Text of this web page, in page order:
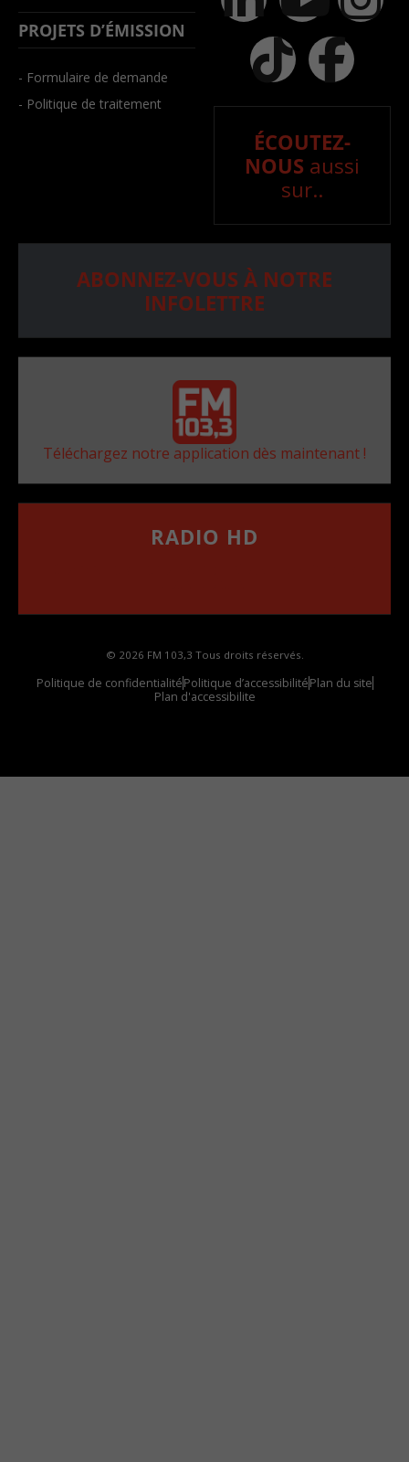
PROJETS D’ÉMISSION
- Formulaire de demande
- Politique de traitement
ÉCOUTEZ-
NOUS aussi
sur..
ABONNEZ-VOUS À NOTRE
INFOLETTRE
Téléchargez notre application dès maintenant !
RADIO HD
© 2026 FM 103,3 Tous droits réservés.
Politique de confidentialitéPolitique d’accessibilitéPlan du site
Plan d'accessibilite